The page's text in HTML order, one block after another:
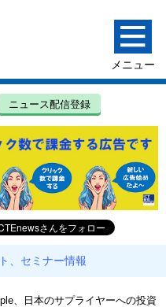
ニュース配信登録
、セミナー情報
、日本のサプライヤーへの投資